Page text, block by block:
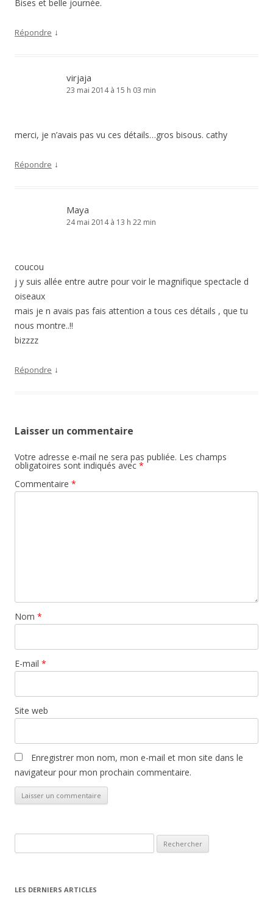
Bises et belle journée.
Répondre ↓
virjaja
23 mai 2014 à 15 h 03 min
merci, je n’avais pas vu ces détails…gros bisous. cathy
Répondre ↓
Maya
24 mai 2014 à 13 h 22 min
coucou
j y suis allée entre autre pour voir le magnifique spectacle d
oiseaux
mais je n avais pas fais attention a tous ces détails , que tu
nous montre..!!
bizzzz
Répondre ↓
Laisser un commentaire
Votre adresse e-mail ne sera pas publiée. Les champs
obligatoires sont indiqués avec *
Commentaire *
Nom *
E-mail *
Site web
Enregistrer mon nom, mon e-mail et mon site dans le
navigateur pour mon prochain commentaire.
LES DERNIERS ARTICLES